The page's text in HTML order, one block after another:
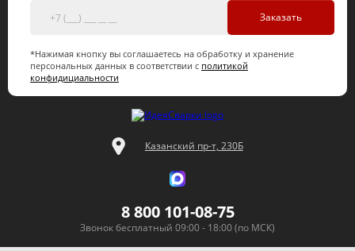
Заказать
*Нажимая кнопку вы соглашаетесь на обработку и хранение
персональных данных в соответствии с политикой
конфидициальности
Казанский пр-т, 230Б
8 800 101-08-75
Звонок бесплатный 09:00 - 18:00 (по МСК)